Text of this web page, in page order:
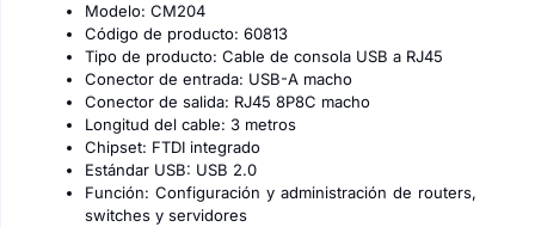
Modelo: CM204
Código de producto: 60813
Tipo de producto: Cable de consola USB a RJ45
Conector de entrada: USB-A macho
Conector de salida: RJ45 8P8C macho
Longitud del cable: 3 metros
Chipset: FTDI integrado
Estándar USB: USB 2.0
Función: Configuración y administración de routers,
switches y servidores